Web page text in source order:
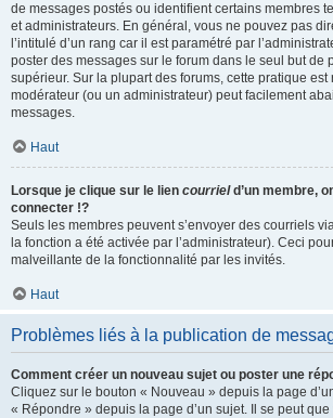
de messages postés ou identifient certains membres
et administrateurs. En général, vous ne pouvez pas
l’intitulé d’un rang car il est paramétré par
poster des messages sur le forum dans le seul but de
supérieur. Sur la plupart des forums, cette pratique est
modérateur (ou un administrateur) peut facilement
messages.
Haut
Lorsque je clique sur le lien courrield’un membre,
connecter !?
Seuls les membres peuvent s’envoyer des courriels
la fonction a été activée par l’administrateur). Ceci
malveillante de la fonctionnalité par les invités.
Haut
Problèmes liés à la publication de
Comment créer un nouveau sujet ou poster une
Cliquez sur le bouton « Nouveau » depuis la page
« Répondre » depuis la page d’un sujet. Il se peut que